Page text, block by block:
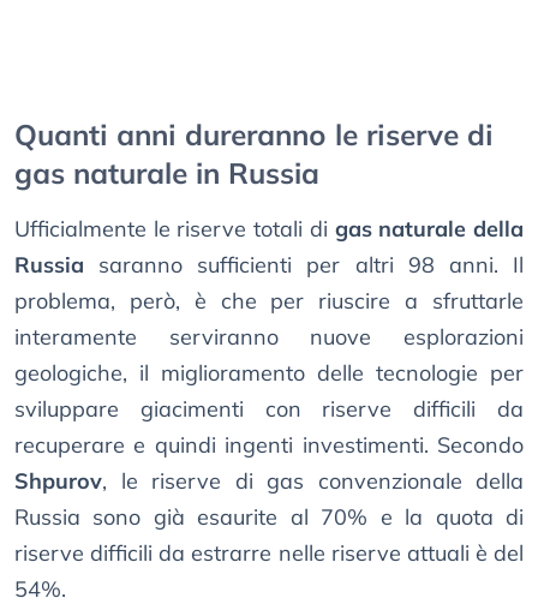
Quаntі аnnі durеrаnnо lе rіѕеrvе dі
gаѕ nаturаlе in Russia
Ufficialmente le riserve totali di gas naturale della
Russia saranno sufficienti per altri 98 anni. Il
problema, però, è che per riuscire a sfruttarle
interamente serviranno nuove esplorazioni
geologiche, il miglioramento delle tecnologie per
sviluppare giacimenti con riserve difficili da
recuperare e quindi ingenti investimenti. Secondo
Shpurov, le riserve di gas convenzionale della
Russia sono già esaurite al 70% e la quota di
riserve difficili da estrarre nelle riserve attuali è del
54%.